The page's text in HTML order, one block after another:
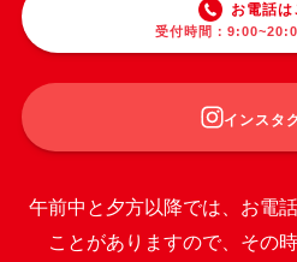
お電話は
受付時間：
インスタ
午前中と夕方以降では、お電
ことがありますので、その